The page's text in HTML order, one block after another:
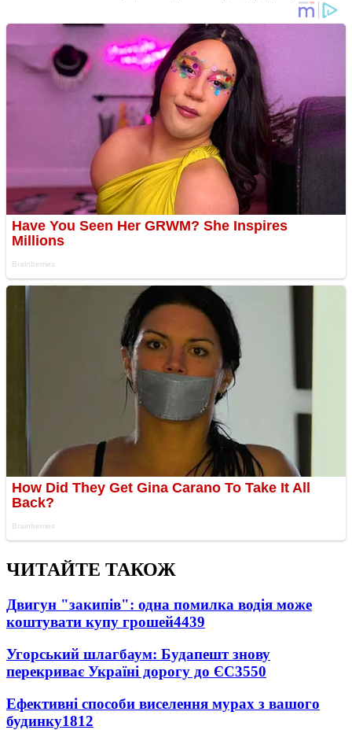
ЧИТАЙТЕ ТАКОЖ
Двигун "закипів": одна помилка водія може
коштувати купу грошей4439
Угорський шлагбаум: Будапешт знову
перекриває Україні дорогу до ЄС3550
Ефективні способи виселення мурах з вашого
будинку1812